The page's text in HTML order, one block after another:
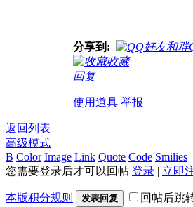
分享到:
收藏
回复
使用道具 举报
返回列表
高级模式
B Color Image Link Quote Code Smilies
您需要登录后才可以回帖 登录 | 立即
本版积分规则 发表回复 回帖后跳